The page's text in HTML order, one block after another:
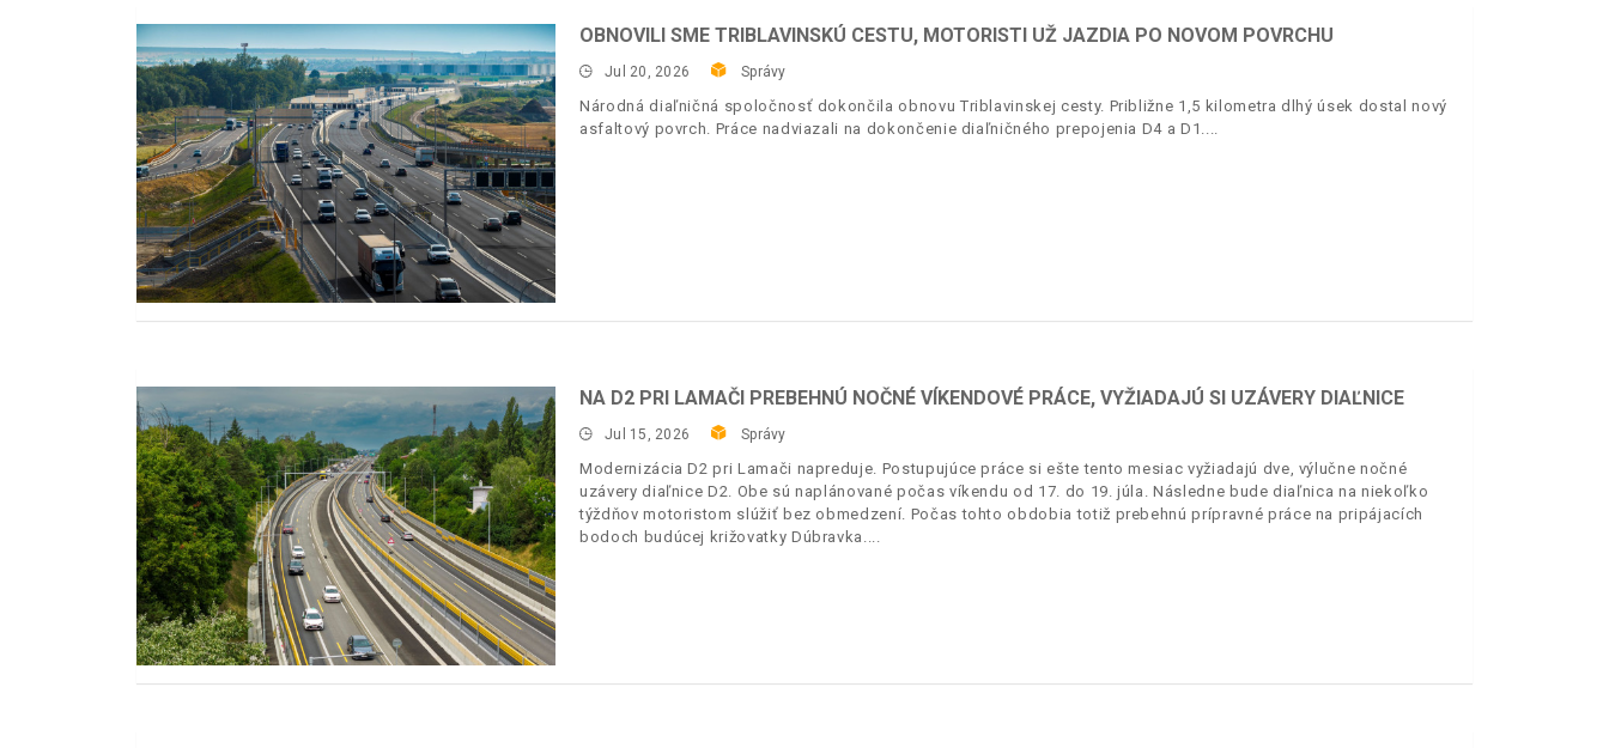
OBNOVILI SME TRIBLAVINSKÚ CESTU, MOTORISTI UŽ JAZDIA PO NOVOM POVRCHU
Jul 20, 2026 Správy
Národná diaľničná spoločnosť dokončila obnovu Triblavinskej cesty. Približne 1,5 kilometra dlhý úsek dostal nový
asfaltový povrch. Práce nadviazali na dokončenie diaľničného prepojenia D4 a D1.
NA D2 PRI LAMAČI PREBEHNÚ NOČNÉ VÍKENDOVÉ PRÁCE, VYŽIADAJÚ SI UZÁVERY DIAĽNICE
Jul 15, 2026 Správy
Modernizácia D2 pri Lamači napreduje. Postupujúce práce si ešte tento mesiac vyžiadajú dve, výlučne nočné
uzávery diaľnice D2. Obe sú naplánované počas víkendu od 17. do 19. júla. Následne bude diaľnica na niekoľko
týždňov motoristom slúžiť bez obmedzení. Počas tohto obdobia totiž prebehnú prípravné práce na pripájacích
bodoch budúcej križovatky Dúbravka.